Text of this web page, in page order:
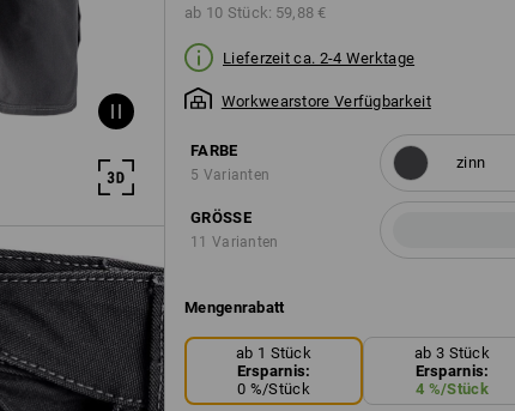
ab 10 Stück: 59,88 €
Lieferzeit ca. 2-4 Werktage
Workwearstore Verfügbarkeit
FARBE
5 Varianten
zinn
GRÖSSE
11 Varianten
Mengenrabatt
ab 1 Stück
Ersparnis:
0 %/Stück
ab 3 Stück
Ersparnis:
4 %/Stück